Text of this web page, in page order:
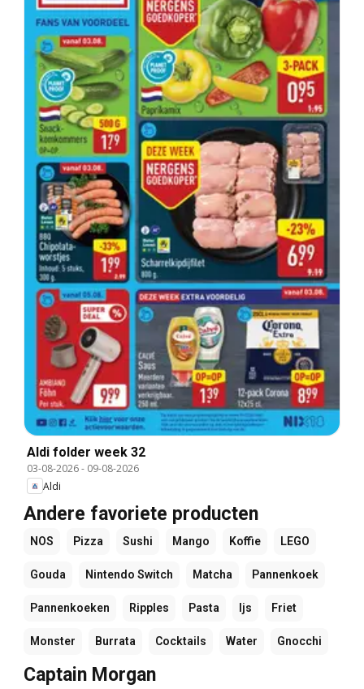
Aldi folder week 32
03-08-2026- 09-08-2026
Aldi
Andere favoriete producten
NOS Pizza Sushi Mango Koffie LEGO
Gouda Nintendo Switch Matcha Pannenkoek
Pannenkoeken Ripples Pasta Ijs Friet
Monster Burrata Cocktails Water Gnocchi
Captain Morgan